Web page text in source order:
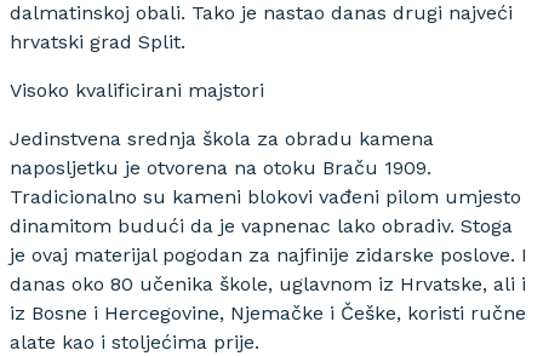
dalmatinskoj obali. Tako je nastao danas drugi najveći
hrvatski grad Split.
Visoko kvalificirani majstori
Jedinstvena srednja škola za obradu kamena
naposljetku je otvorena na otoku Braču 1909.
Tradicionalno su kameni blokovi vađeni pilom umjesto
dinamitom budući da je vapnenac lako obradiv. Stoga
je ovaj materijal pogodan za najfinije zidarske poslove. I
danas oko 80 učenika škole, uglavnom iz Hrvatske, ali i
iz Bosne i Hercegovine, Njemačke i Češke, koristi ručne
alate kao i stoljećima prije.